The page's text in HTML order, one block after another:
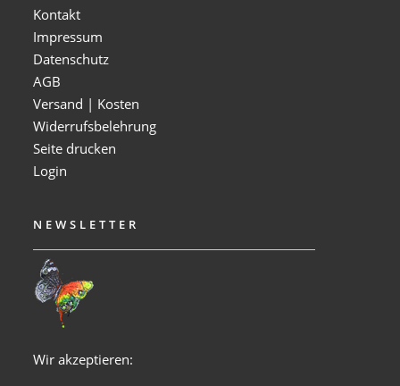
Kontakt
Impressum
Datenschutz
AGB
Versand | Kosten
Widerrufsbelehrung
Seite drucken
Login
NEWSLETTER
Wir akzeptieren: